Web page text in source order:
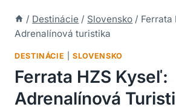
/ Destinácie / Slovensko / Ferrata
Adrenalínová turistika
DESTINÁCIE |SLOVENSKO
Ferrata HZS Kyseľ:
Adrenalínová